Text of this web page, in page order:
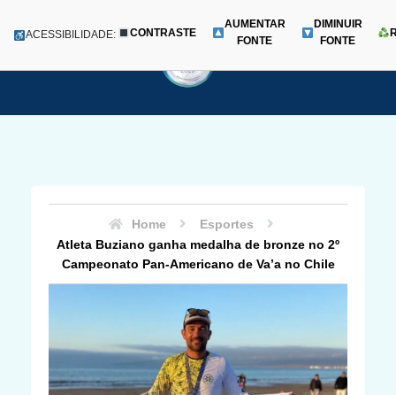
para
Menu
ACESSIBILIDADE: CONTRASTE
AUMENTAR
FONTE
DIMINUIR
FONTE
Home
Esportes
Atleta Buziano ganha medalha de bronze no 2º
Campeonato Pan-Americano de Va’a no Chile